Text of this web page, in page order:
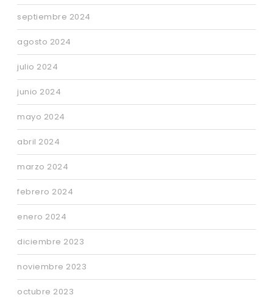
septiembre 2024
agosto 2024
julio 2024
junio 2024
mayo 2024
abril 2024
marzo 2024
febrero 2024
enero 2024
diciembre 2023
noviembre 2023
octubre 2023